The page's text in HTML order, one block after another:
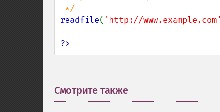
readfile( 'http://www.example.com'
?>
Смотрите также